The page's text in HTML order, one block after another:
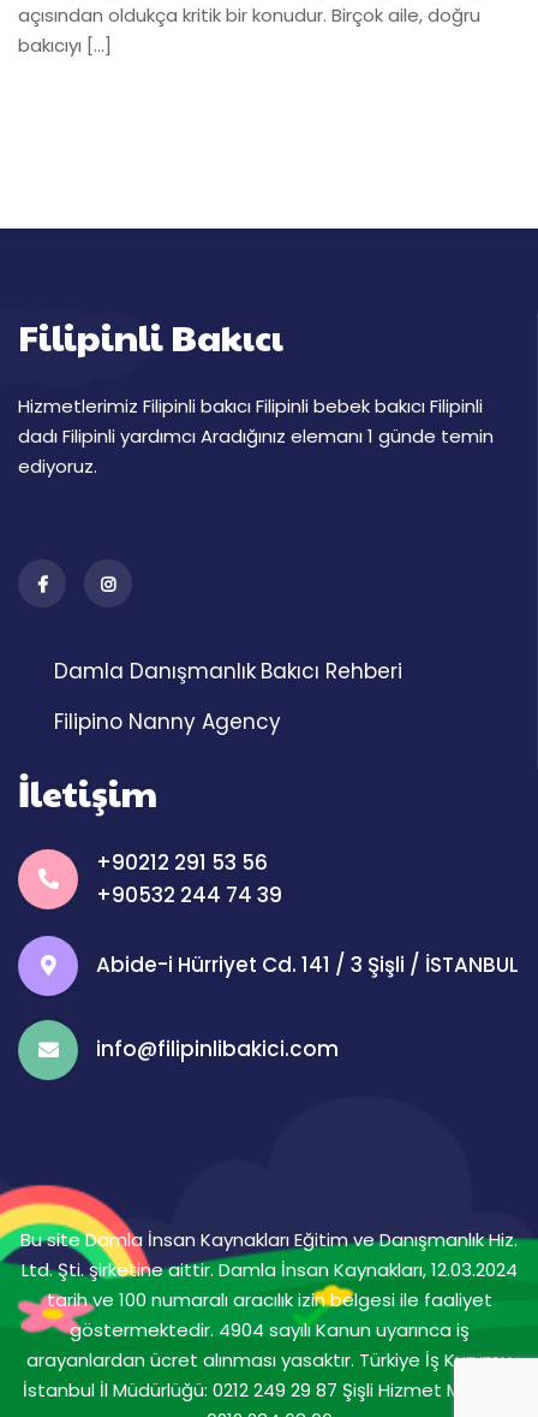
açısından oldukça kritik bir konudur. Birçok aile, doğru
bakıcıyı […]
Filipinli Bakıcı
Hizmetlerimiz Filipinli bakıcı Filipinli bebek bakıcı Filipinli
dadı Filipinli yardımcı Aradığınız elemanı 1 günde temin
ediyoruz.
Damla Danışmanlık Bakıcı Rehberi
Filipino Nanny Agency
İletişim
+90212 291 53 56
+90532 244 74 39
Abide-i Hürriyet Cd. 141 / 3 Şişli / İSTANBUL
info@filipinlibakici.com
Bu site Damla İnsan Kaynakları Eğitim ve Danışmanlık Hiz.
Ltd. Şti. şirketine aittir. Damla İnsan Kaynakları, 12.03.2024
tarih ve 100 numaralı aracılık izin belgesi ile faaliyet
göstermektedir. 4904 sayılı Kanun uyarınca iş
arayanlardan ücret alınması yasaktır. Türkiye İş Kurumu
İstanbul İl Müdürlüğü: 0212 249 29 87 Şişli Hizmet Merkezi: